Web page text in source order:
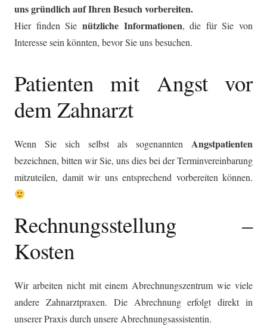
uns gründlich auf Ihren Besuch vorbereiten.
Hier finden Sie nützliche Informationen, die für Sie von
Interesse sein könnten, bevor Sie uns besuchen.
Patienten mit Angst vor
dem Zahnarzt
Wenn Sie sich selbst als sogenannten Angstpatienten
bezeichnen, bitten wir Sie, uns dies bei der Terminvereinbarung
mitzuteilen, damit wir uns entsprechend vorbereiten können.
Rechnungsstellung –
Kosten
Wir arbeiten nicht mit einem Abrechnungszentrum wie viele
andere Zahnarztpraxen. Die Abrechnung erfolgt direkt in
unserer Praxis durch unsere Abrechnungsassistentin.